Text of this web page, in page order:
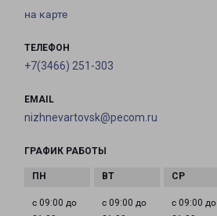
на карте
ТЕЛЕФОН
+7(3466) 251-303
EMAIL
nizhnevartovsk@pecom.ru
ГРАФИК РАБОТЫ
с 09:00 до
с 09:00 до
с 09:00 до